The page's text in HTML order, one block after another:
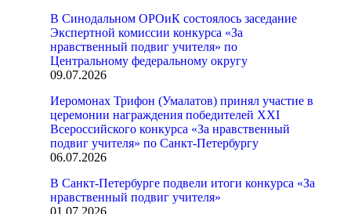
В Синодальном ОРОиК состоялось заседание
Экспертной комиссии конкурса «За
нравственный подвиг учителя» по
Центральному федеральному округу
09.07.2026
Иеромонах Трифон (Умалатов) принял участие в
церемонии награждения победителей XXI
Всероссийского конкурса «За нравственный
подвиг учителя» по Санкт-Петербургу
06.07.2026
В Санкт-Петербурге подвели итоги конкурса «За
нравственный подвиг учителя»
01.07.2026